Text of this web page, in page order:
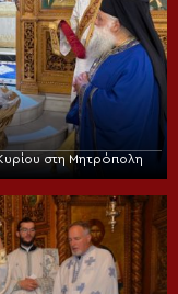
στη Μητρόπολη